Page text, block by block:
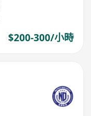
$200-300/小時